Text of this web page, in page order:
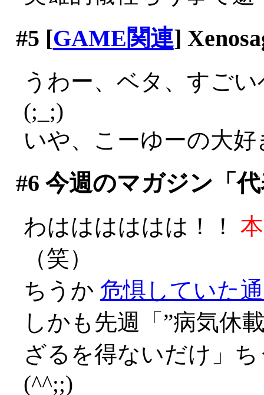
#5 [GAME関連]
うわー、ベタ、すご
(;_;)
いや、こーゆーの大
#6 今週のマガジン「
わはははははは！！
（笑）
ちうか 危惧していた
しかも先週「”病気休
ざるを得ないだけ」
(^^;;)